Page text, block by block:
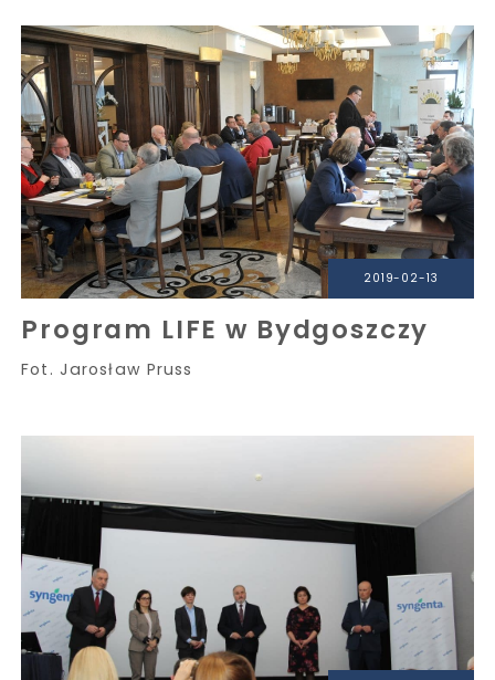
2019-02-13
Program LIFE w Bydgoszczy
Fot. Jarosław Pruss